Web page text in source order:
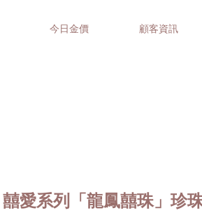
今日金價 顧客資訊
囍愛系列「龍鳳囍珠」珍